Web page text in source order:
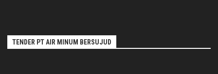
TENDER PT AIR MINUM BERSUJUD